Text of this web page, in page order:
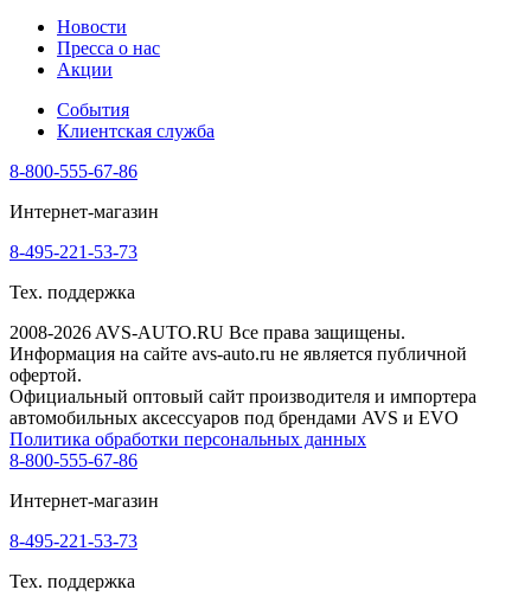
Новости
Пресса о нас
Акции
События
Клиентская служба
8-800-555-67-86
Интернет-магазин
8-495-221-53-73
Тех. поддержка
2008-2026 AVS-AUTO.RU Все права защищены.
Информация на сайте avs-auto.ru не является публичной
офертой.
Официальный оптовый сайт производителя и импортера
автомобильных аксессуаров под брендами AVS и EVO
Политика обработки персональных данных
8-800-555-67-86
Интернет-магазин
8-495-221-53-73
Тех. поддержка